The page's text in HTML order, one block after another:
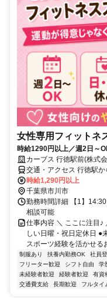
女性専用フィットネ
時給1290円以上／週2日～
カーブス 行徳駅前(株式
交通・アクセス 行徳駅
時給1,290円以上
千葉県市川市
勤務時間詳細 【1】
相談可能
仕事内容 ＼ ここに注目♪
しい日曜・祝日定休日
スポーツ経験を活かせる
制服あり 扶養内勤務OK 社員
フリーター歓迎
シフト自由 学
未経験者歓迎
経験者歓迎 有資
交通費支給
長期歓迎 フルタイ